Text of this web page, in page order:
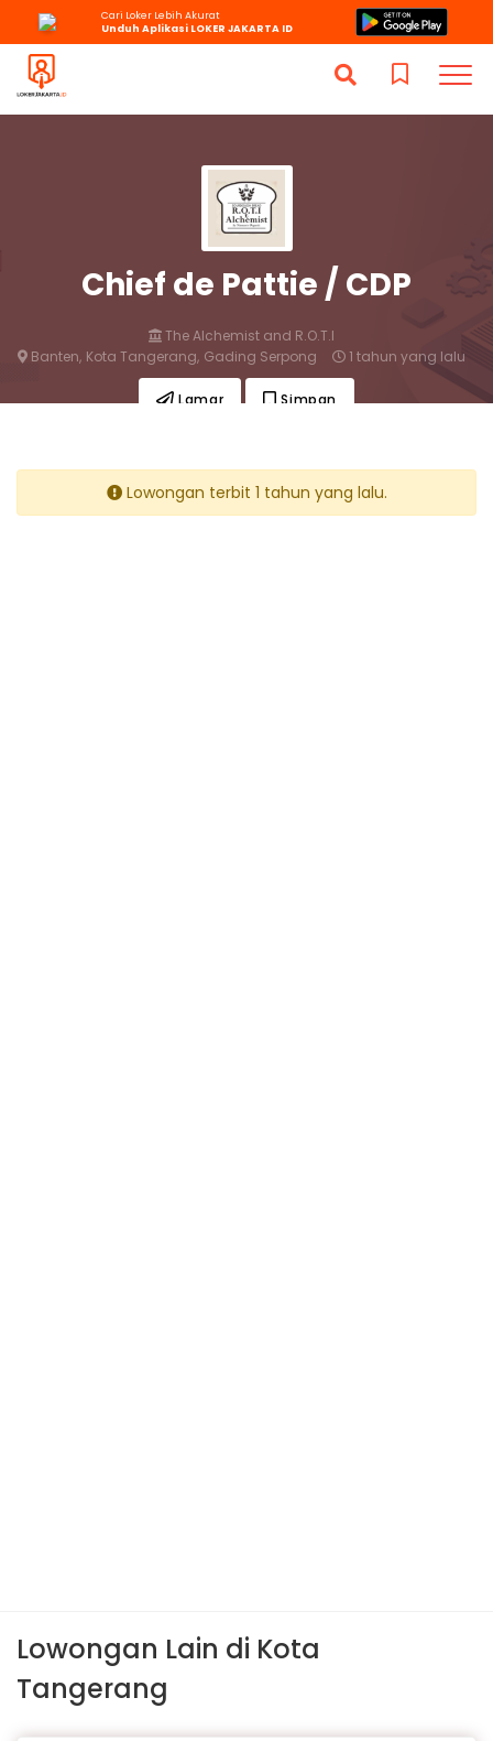
Chief de Pattie / CDP
The Alchemist and R.O.T.I
Banten, Kota Tangerang, Gading Serpong 1 tahun yang lalu
Lamar Simpan
Cari Loker Lebih Akurat
Unduh Aplikasi LOKER JAKARTA ID
Lowongan terbit 1 tahun yang lalu.
Lowongan Lain di Kota
Tangerang